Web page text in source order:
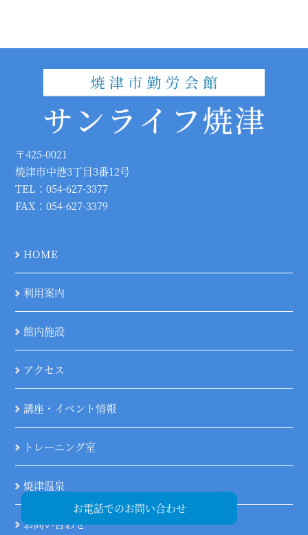
〒425-0021
焼津市中港3丁目3番12号
TEL：054-627-3377
FAX：054-627-3379
HOME
利用案内
館内施設
アクセス
講座・イベント情報
トレーニング室
焼津温泉
お電話でのお問い合わせ
お問い合わせ